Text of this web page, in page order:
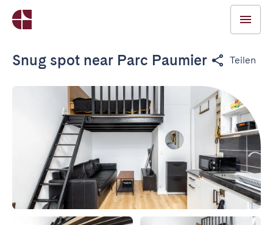
Snug spot near Parc Paumier Teilen